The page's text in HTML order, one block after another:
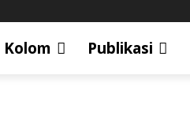
Kolom Publikasi